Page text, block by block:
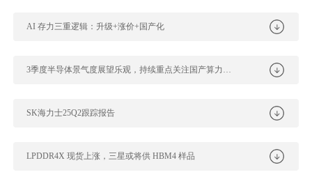
AI 存力三重逻辑：升级+涨价+国产化
3季度半导体景气度展望乐观，持续重点关注国产算力及自主可控方向
SK海力士25Q2跟踪报告
LPDDR4X 现货上涨，三星或将供 HBM4 样品